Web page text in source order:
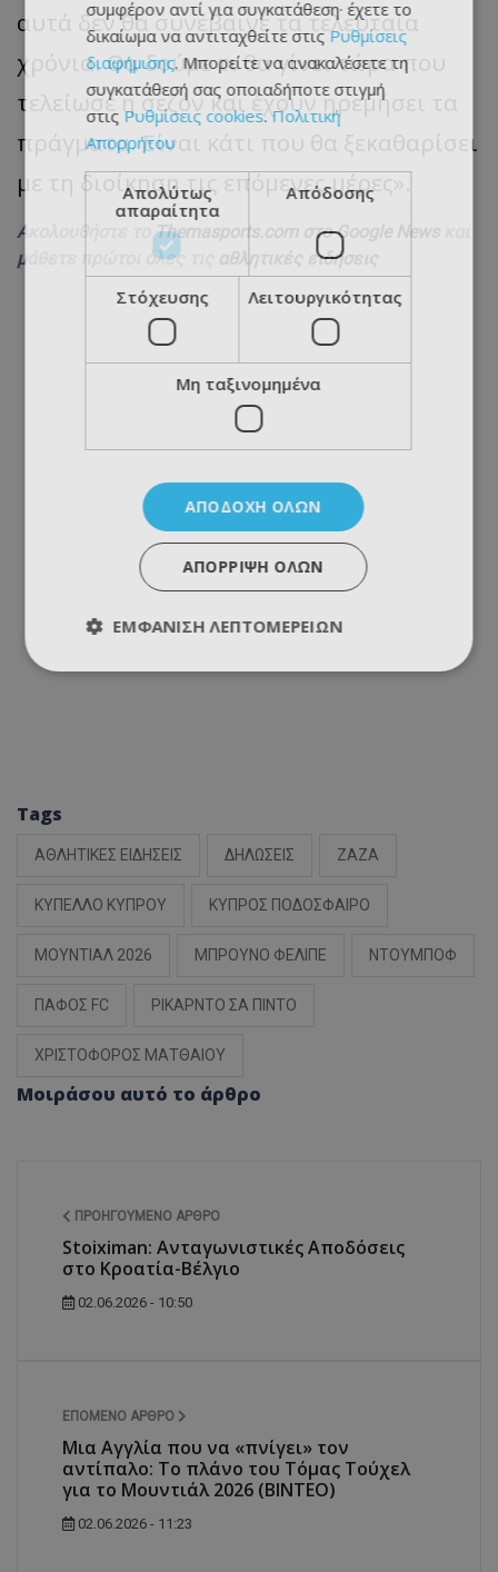
αυτά δεν θα συνέβαινε τα τελευταία
χρόνια. Θα δούμε τι θα γίνει τώρα που
τελείωσε η σεζόν και έχουν ηρεμήσει τα
πράγματα. Είναι κάτι που θα ξεκαθαρίσει
με τη διοίκηση τις επόμενες μέρες».
Ακολουθήστε τοThemasports.com στο Google News
μάθετε πρώτοι όλες τις
αθλητικές ειδήσεις
Tags
ΑΘΛΗΤΙΚΕΣ ΕΙΔΗΣΕΙΣ ΔΗΛΩΣΕΙΣ ΖΑΖΑ
ΚΥΠΕΛΛΟ ΚΥΠΡΟΥ ΚΥΠΡΟΣ ΠΟΔΟΣΦΑΙΡΟ
ΜΟΥΝΤΙΑΛ 2026 ΜΠΡΟΥΝΟ ΦΕΛΙΠΕ ΝΤΟΥΜΠΟΦ
ΠΑΦΟΣ FC ΡΙΚΑΡΝΤΟ ΣΑ ΠΙΝΤΟ
ΧΡΙΣΤΟΦΟΡΟΣ ΜΑΤΘΑΙΟΥ
Μοιράσου αυτό το άρθρο
ΠΡΟΗΓΟΎΜΕΝΟ ΆΡΘΡΟ
Stoiximan: Ανταγωνιστικές Αποδόσεις
στο Κροατία-Βέλγιο
02.06.2026 - 10:50
ΕΠΌΜΕΝΟ ΆΡΘΡΟ
Μια Αγγλία που να «πνίγει» τον
αντίπαλο: Το πλάνο του Τόμας Τούχελ
για το Μουντιάλ 2026 (ΒΙΝΤΕΟ)
02.06.2026 - 11:23
συμφέρον αντί για συγκατάθεση· έχετε το
δικαίωμα να αντιταχθείτε στιςΡυθμίσεις
διαφήμισης. Μπορείτε να ανακαλέσετε τη
συγκατάθεσή σας οποιαδήποτε στιγμή
στιςΡυθμίσεις cookies.Πολιτική
Απορρήτου
Απολύτως
απαραίτητα
Απόδοσης
Στόχευσης Λειτουργικότητας
Μη ταξινομημένα
ΑΠΟΔΟΧΉ ΌΛΩΝ
ΑΠΌΡΡΙΨΗ ΌΛΩΝ
ΕΜΦΆΝΙΣΗ ΛΕΠΤΟΜΕΡΕΙΏΝ